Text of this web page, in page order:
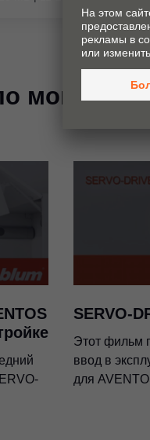
монтажу
SERVO-
Этот фильм
ввод в
для